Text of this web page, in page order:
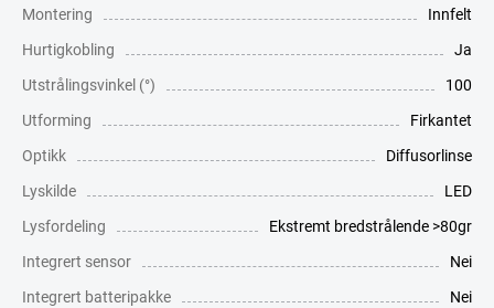
Montering
Innfelt
Hurtigkobling
Ja
Utstrålingsvinkel (°)
100
Utforming
Firkantet
Optikk
Diffusorlinse
Lyskilde
LED
Lysfordeling
Ekstremt bredstrålende >80gr
Integrert sensor
Nei
Integrert batteripakke
Nei